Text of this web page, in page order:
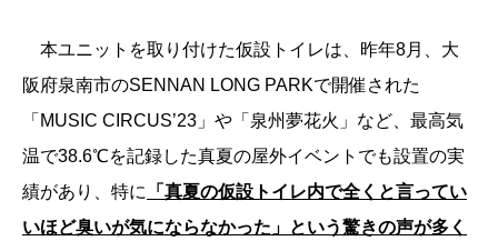
本ユニットを取り付けた仮設トイレは、昨年8月、大
阪府泉南市のSENNAN LONG PARKで開催された
「MUSIC CIRCUS’23」や「泉州夢花火」など、最高気
温で38.6℃を記録した真夏の屋外イベントでも設置の実
績があり、特に
「真夏の仮設トイレ内で全くと言ってい
いほど臭いが気にならなかった」という驚きの声が多く